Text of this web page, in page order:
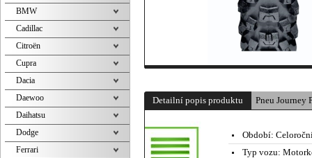
Detailní popis produktu Pneu Journey
Období:
Typ vozu:
BMW
Cadillac
Citroën
Cupra
Dacia
Daewoo
Daihatsu
Dodge
Ferrari